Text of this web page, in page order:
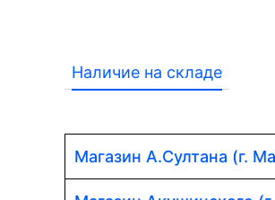
Наличие на складе
Магазин А.Султана (г.